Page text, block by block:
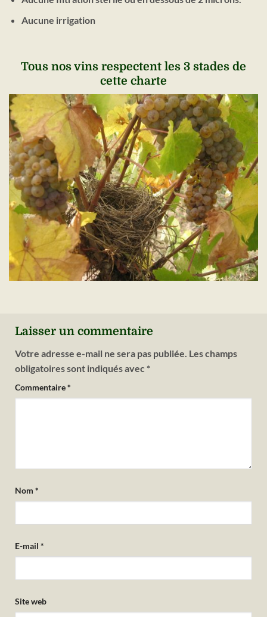
Aucune irrigation
Tous nos vins respectent les 3 stades de
cette charte
Laisser un commentaire
Votre adresse e-mail ne sera pas publiée. Les champs
obligatoires sont indiqués avec*
Commentaire*
Nom *
E-mail *
Site web